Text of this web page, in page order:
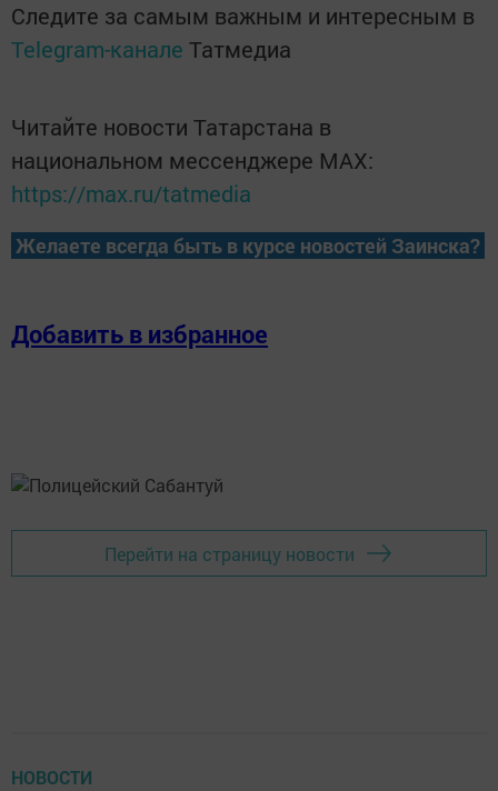
Следите за самым важным и интересным в
Telegram-канале Татмедиа
Читайте новости Татарстана в
национальном мессенджере MАХ:
https://max.ru/tatmedia
Желаете всегда быть в курсе новостей Заинска?
Добавить в избранное
Перейти на страницу новости
НОВОСТИ